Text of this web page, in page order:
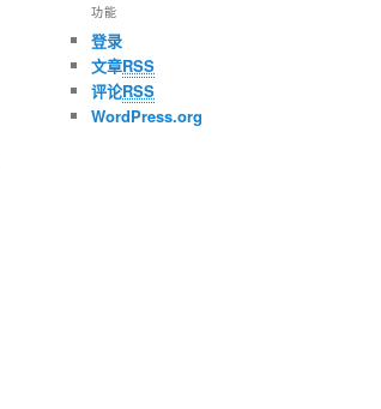
功能
登录
文章RSS
评论RSS
WordPress.org